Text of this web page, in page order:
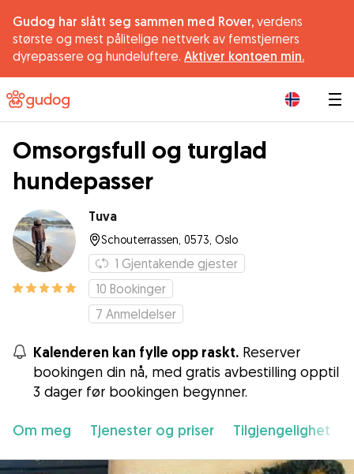
Gudog har slått seg sammen med Rover, verdens
største og mest pålitelige nettverk av femstjerners
dyrepassere og hundeluftere. Aktiver kontoen min.
Omsorgsfull og turglad
hundepasser
Tuva
Schouterrassen, 0573, Oslo
1 Gjentakende gjester
10 Bookinger
7 Anmeldelser
Kalenderen kan fylle opp raskt. Reserver
bookingen din nå, med gratis avbestilling opptil
3 dager før bookingen begynner.
Om meg Tjenester og priser Tilgjengelighet